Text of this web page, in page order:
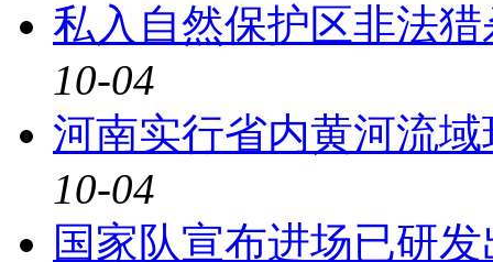
私入自然保护区非法
10-04
河南实行省内黄河流
10-04
国家队宣布进场已研